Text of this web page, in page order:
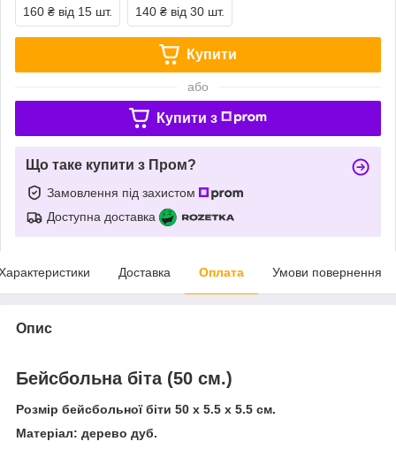
160 ₴ від 15 шт. 140 ₴ від 30 шт.
Купити
або
Купити з
Що таке купити з Пром?
Замовлення під захистом
Доступна доставка
Доставка Оплата Умови повернення
Опис
Бейсбольна біта (50 см.)
Розмір бейсбольної біти 50 х 5.5 х 5.5 см.
Матеріал: дерево дуб.